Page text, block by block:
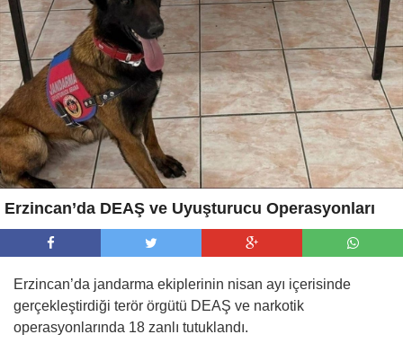
Erzincan’da DEAŞ ve Uyuşturucu Operasyonları
Erzincan’da jandarma ekiplerinin nisan ayı içerisinde
gerçekleştirdiği terör örgütü DEAŞ ve narkotik
operasyonlarında 18 zanlı tutuklandı.